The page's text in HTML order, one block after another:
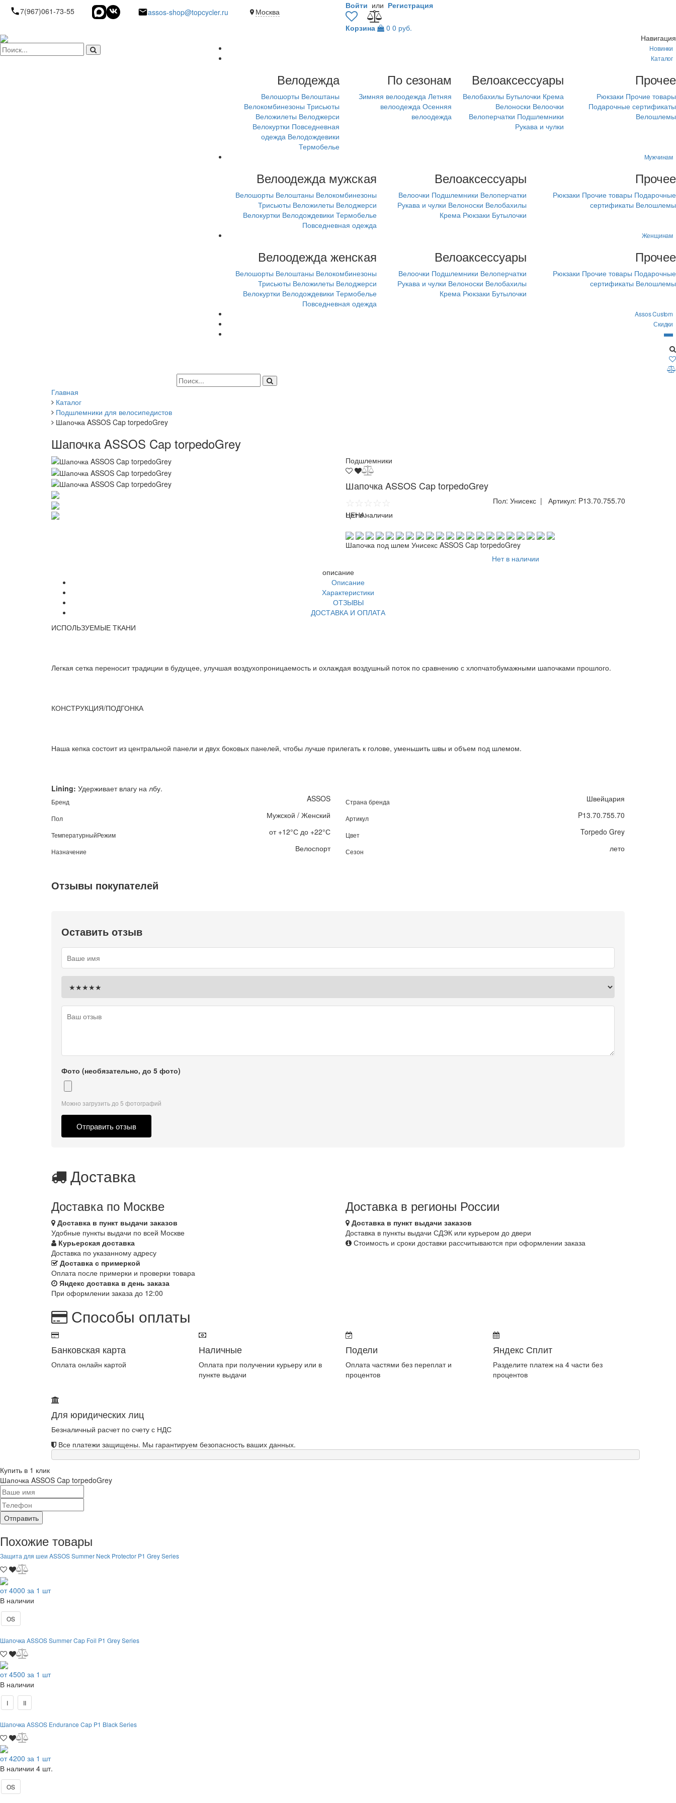
7(967)061-73-55 assos-shop@topcycler.ru Москва
Войти или Регистрация
Корзина 0 0 руб.
Навигация
Новинки
Каталог
Велодежда
Велошорты Велоштаны
Велокомбинезоны Трисьюты
Веложилеты Велоджерси
Велокуртки Повседневная
одежда Велодождевики
Термобелье
По сезонам
Зимняя велоодежда Летняя
велоодежда Осенняя
велоодежда
Велоаксессуары
Велобахилы Бутылочки Крема
Велоноски Велоочки
Велоперчатки Подшлемники
Рукава и чулки
Прочее
Рюкзаки Прочие товары
Подарочные сертификаты
Велошлемы
Мужчинам
Велоодежда мужская
Велошорты Велоштаны Велокомбинезоны
Трисьюты Веложилеты Велоджерси
Велокуртки Велодождевики Термобелье
Повседневная одежда
Велоаксессуары
Велоочки Подшлемники Велоперчатки
Рукава и чулки Велоноски Велобахилы
Крема Рюкзаки Бутылочки
Прочее
Рюкзаки Прочие товары Подарочные
сертификаты Велошлемы
Женщинам
Велоодежда женская
Велошорты Велоштаны Велокомбинезоны
Трисьюты Веложилеты Велоджерси
Велокуртки Велодождевики Термобелье
Повседневная одежда
Велоаксессуары
Велоочки Подшлемники Велоперчатки
Рукава и чулки Велоноски Велобахилы
Крема Рюкзаки Бутылочки
Прочее
Рюкзаки Прочие товары Подарочные
сертификаты Велошлемы
Assos Custom
Скидки
Главная
Каталог
Подшлемники для велосипедистов
Шапочка ASSOS Cap torpedoGrey
Шапочка ASSOS Cap torpedoGrey
Подшлемники
Шапочка ASSOS Cap torpedoGrey
☆☆☆☆☆ Пол: Унисекс| Артикул: P13.70.755.70
ЦЕНА:
Нет в наличии
Шапочка под шлем Унисекс ASSOS Cap torpedoGrey
Нет в наличии
описание
Описание
Характеристики
ОТЗЫВЫ
ДОСТАВКА И ОПЛАТА
ИСПОЛЬЗУЕМЫЕ ТКАНИ
Легкая сетка переносит традиции в будущее, улучшая воздухопроницаемость и охлаждая воздушный поток по сравнению с хлопчатобумажными шапочками прошлого.
КОНСТРУКЦИЯ/ПОДГОНКА
Наша кепка состоит из центральной панели и двух боковых панелей, чтобы лучше прилегать к голове, уменьшить швы и объем под шлемом.
Lining: Удерживает влагу на лбу.
Бренд ASSOS Страна бренда Швейцария
Пол Мужской / Женский Артикул P13.70.755.70
ТемпературныйРежим от +12°С до +22°С Цвет Torpedo Grey
Назначение Велоспорт Сезон лето
Отзывы покупателей
Оставить отзыв
Фото (необязательно, до 5 фото)
Можно загрузить до 5 фотографий
Отправить отзыв
Доставка
Доставка по Москве
Доставка в пункт выдачи заказов
Удобные пункты выдачи по всей Москве
Курьерская доставка
Доставка по указанному адресу
Доставка с примеркой
Оплата после примерки и проверки товара
Яндекс доставка в день заказа
При оформлении заказа до 12:00
Доставка в регионы России
Доставка в пункт выдачи заказов
Доставка в пункты выдачи СДЭК или курьером до двери
Стоимость и сроки доставки рассчитываются при оформлении заказа
Способы оплаты
Банковская карта
Оплата онлайн картой
Наличные
Оплата при получении курьеру или в
пункте выдачи
Подели
Оплата частями без переплат и
процентов
Яндекс Сплит
Разделите платеж на 4 части без
процентов
Для юридических лиц
Безналичный расчет по счету с НДС
Все платежи защищены. Мы гарантируем безопасность ваших данных.
Купить в 1 клик
Шапочка ASSOS Cap torpedoGrey
Отправить
Похожие товары
Защита для шеи ASSOS Summer Neck Protector P1 Grey Series
от 4000 за 1 шт
В наличии
OS
Шапочка ASSOS Summer Cap Foil P1 Grey Series
от 4500 за 1 шт
В наличии
I II
Шапочка ASSOS Endurance Cap P1 Black Series
от 4200 за 1 шт
В наличии 4 шт.
OS